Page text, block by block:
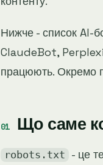
Нижче - список AI-
ClaudeBot,
працюють. Окремо
Що саме
robots.txt - це